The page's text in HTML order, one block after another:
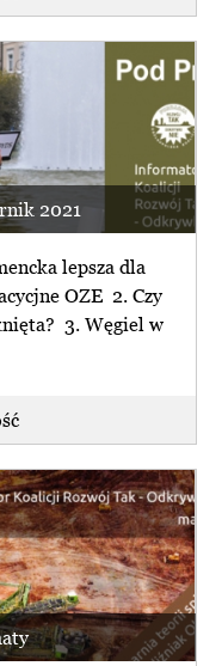
2021
lepsza dla
OZE 2. Czy
3. Węgiel w